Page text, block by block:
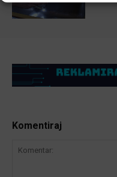
Komentiraj